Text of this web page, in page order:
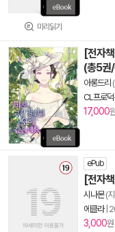
미리읽기
[전자
(총5권
아롱드리
CL프로
17,000
ePub
[전자
시나몬(
에클라|
3,000